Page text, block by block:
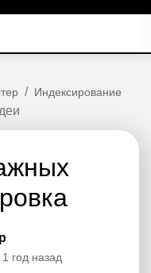
Индексирование
1 год назад